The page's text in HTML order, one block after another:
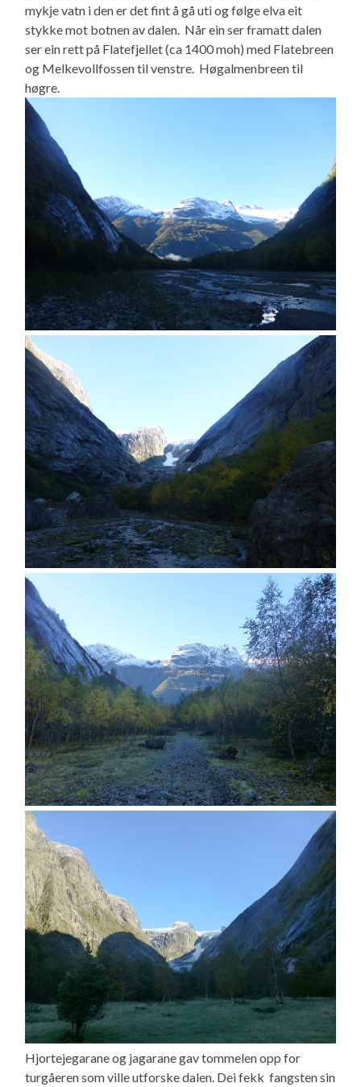
mykje vatn i den er det fint å gå uti og følge elva eit
stykke mot botnen av dalen. Når ein ser framatt dalen
ser ein rett på Flatefjellet (ca 1400 moh) med Flatebreen
og Melkevollfossen til venstre. Høgalmenbreen til
høgre.
Hjortejegarane og jagarane gav tommelen opp for
turgåeren som ville utforske dalen. Dei fekk fangsten sin